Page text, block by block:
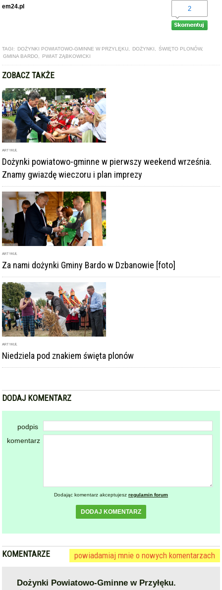
em24.pl 2
TAGI: DOŻYNKI POWIATOWO-GMINNE W PRZYLĘKU DOŻYNKI ŚWIĘTO PLONÓW,
GMINA BARDO
PWIAT ZĄBKOWICKI
ZOBACZ TAKŻE
ARTYKUŁ
Dożynki powiatowo-gminne w pierwszy weekend września.
Znamy gwiazdę wieczoru i plan imprezy
ARTYKUŁ
Za nami dożynki Gminy Bardo w Dzbanowie [foto]
ARTYKUŁ
Niedziela pod znakiem święta plonów
DODAJ KOMENTARZ
podpis
komentarz
Dodając komentarz akceptujesz regulamin forum
DODAJ KOMENTARZ
KOMENTARZE powiadamiaj mnie o nowych komentarzach
Dożynki Powiatowo-Gminne w Przyłęku.